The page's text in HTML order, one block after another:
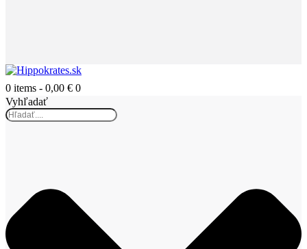
0 items - 0,00 € 0
Vyhľadať